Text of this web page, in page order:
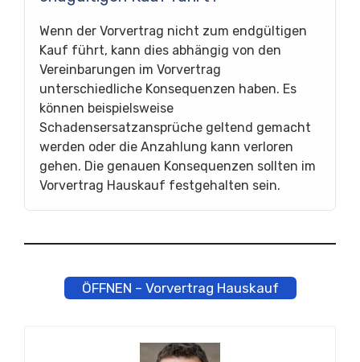
Wenn der Vorvertrag nicht zum endgültigen
Kauf führt, kann dies abhängig von den
Vereinbarungen im Vorvertrag
unterschiedliche Konsequenzen haben. Es
können beispielsweise
Schadensersatzansprüche geltend gemacht
werden oder die Anzahlung kann verloren
gehen. Die genauen Konsequenzen sollten im
Vorvertrag Hauskauf festgehalten sein.
ÖFFNEN – Vorvertrag Hauskauf